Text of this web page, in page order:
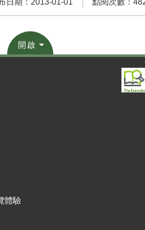
日期：2013-01-01 點閱次數：
開啟
體驗